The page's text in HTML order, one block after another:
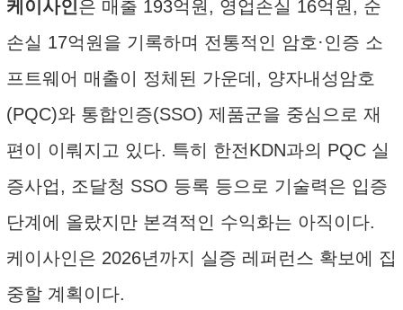
케이사인은 매출 193억원, 영업손실 16억원, 순
손실 17억원을 기록하며 전통적인 암호·인증 소
프트웨어 매출이 정체된 가운데, 양자내성암호
(PQC)와 통합인증(SSO) 제품군을 중심으로 재
편이 이뤄지고 있다. 특히 한전KDN과의 PQC 실
증사업, 조달청 SSO 등록 등으로 기술력은 입증
단계에 올랐지만 본격적인 수익화는 아직이다.
케이사인은 2026년까지 실증 레퍼런스 확보에 집
중할 계획이다.